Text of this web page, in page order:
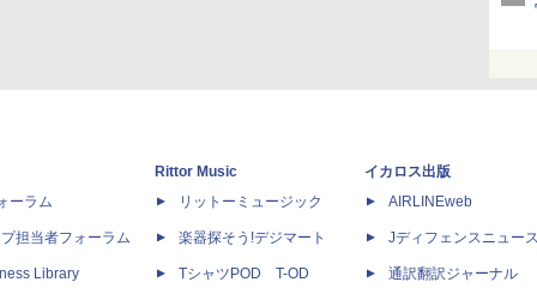
ーラム
担当者フォーラム
Library
Rittor Music
リットーミュージック
楽器探そう!デジマート
TシャツPOD T-OD
イカロス出版
AIRLINEweb
Jディフェンスニュー
通訳翻訳ジャーナル